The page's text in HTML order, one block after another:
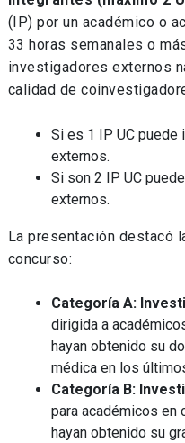
(IP) por un académico o
33 horas semanales o
investigadores externos
calidad de
Si es 1 IP UC puede
externos.
Si son 2 IP UC
externos.
La presentación destacó
concurso:
Categoría A:
dirigida a
hayan obtenido su
médica en los
Categoría B:
para académicos en
hayan obtenido su